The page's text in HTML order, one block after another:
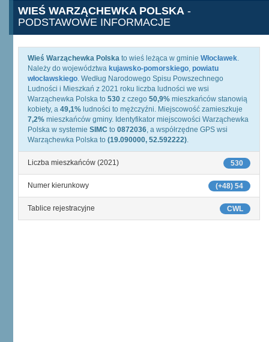
WIEŚ WARZĄCHEWKA POLSKA -
PODSTAWOWE INFORMACJE
Wieś Warząchewka Polska to wieś leżąca w gminie Włocławek.
Należy do województwa kujawsko-pomorskiego, powiatu
włocławskiego. Według Narodowego Spisu Powszechnego
Ludności i Mieszkań z 2021 roku liczba ludności we wsi
Warząchewka Polska to 530 z czego 50,9% mieszkańców stanowią
kobiety, a 49,1% ludności to mężczyźni. Miejscowość zamieszkuje
7,2% mieszkańców gminy. Identyfikator miejscowości Warząchewka
Polska w systemie SIMC to 0872036, a współrzędne GPS wsi
Warząchewka Polska to (19.090000, 52.592222).
530
Liczba mieszkańców (2021)
(+48) 54
Numer kierunkowy
CWL
Tablice rejestracyjne